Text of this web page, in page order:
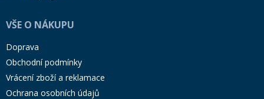
VŠE O NÁKUPU
Doprava
Obchodní podmínky
Vrácení zboží a reklamace
Ochrana osobních údajů